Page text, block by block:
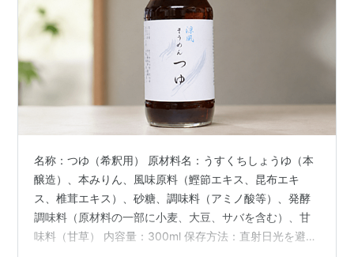
名称：つゆ（希釈用） 原材料名：うすくちしょうゆ（本
醸造）、本みりん、風味原料（鰹節エキス、昆布エキ
ス、椎茸エキス）、砂糖、調味料（アミノ酸等）、発酵
調味料（原材料の一部に小麦、大豆、サバを含む）、甘
味料（甘草） 内容量：300ml 保存方法：直射日光を避け